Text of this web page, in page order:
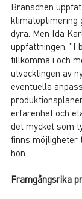
Branschen
klimatoptimering
dyra. Men Ida
uppfattningen. ”I
tillkomma i och
utvecklingen av
eventuella
erfarenhet och
det mycket som
finns möjligheter
hon.
Framgångsrika